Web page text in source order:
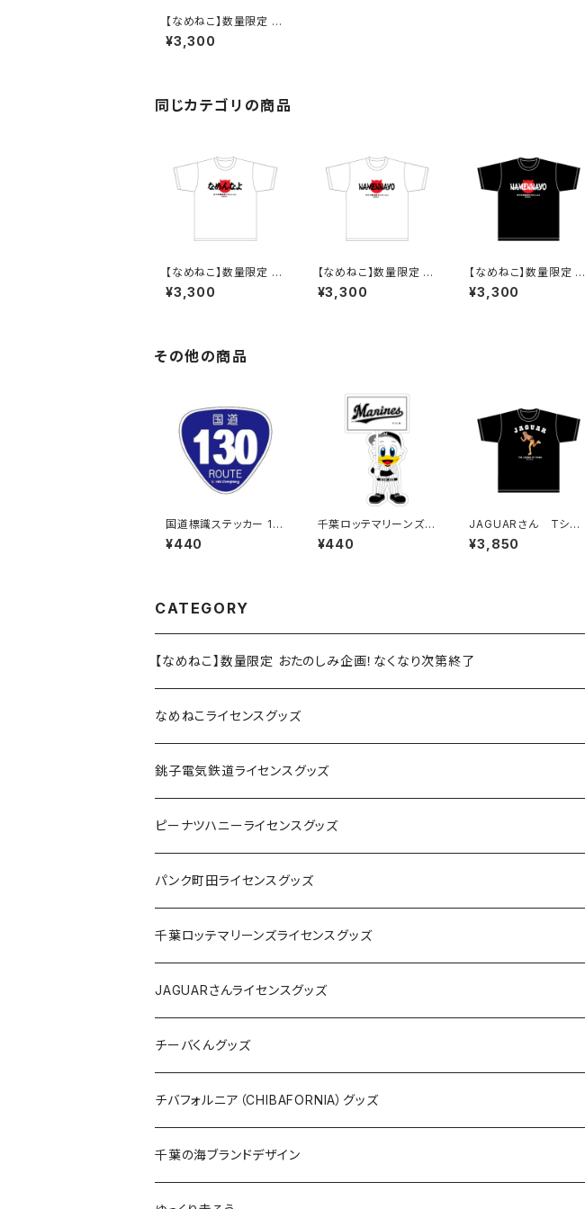
【なめねこ】数量限定 お
たのしみ企画！なくなり
次第終了 なめねこ
¥3,300
同じカテゴリの商品
【なめねこ】数量限定 お
たのしみ企画！なくなり
次第終了 なめねこ
¥3,300
【なめねこ】数量限定 お
たのしみ企画！なくなり
次第終了 なめねこ
¥3,300
【なめねこ】数量限定 お
たのしみ企画！なくなり
次第終了 なめねこ
¥3,300
その他の商品
国道標識ステッカー 13
0号線
¥440
千葉ロッテマリーンズス
テッカー12
¥440
JAGUARさん Tシャ
ツ（LEGEND-B）Black
¥3,850
CATEGORY
【なめねこ】数量限定 おたのしみ企画！なくなり次第終了
なめねこライセンスグッズ
Tシャツ
キャップ
ステッカー
缶バッジ
ホテルキーホルダー
銚子電気鉄道ライセンスグッズ
ステッカー
缶バッジ
アクリルキーホルダー
ホテルキーホルダー
クリアファイル
Tシャツ
キャップ
ピーナツハニーライセンスグッズ
Tシャツ
キャップ
バッグ
ステッカー
缶バッジ
キーホルダー
パンク町田ライセンスグッズ
Tシャツ
キャップ
バッグ
ステッカー
缶バッジ
千葉ロッテマリーンズライセンスグッズ
ステッカー
ステッカー
ステッカー大
缶バッジ
缶バッジ32mm
缶バッジ54mm
エコバッグ
JAGUARさんコラボグッズ
Tシャツ
JAGUARさんライセンスグッズ
Tシャツ
ステッカー
缶バッジ
チーバくんグッズ
Tシャツ
キャップ
チバフォルニア（CHIBAFORNIA）グッズ
Tシャツ
千葉の海ブランドデザイン